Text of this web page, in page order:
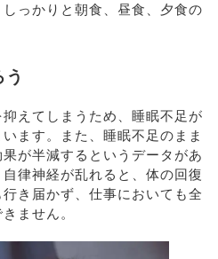
っかりと朝食、昼食、夕食の
えてしまうため、睡眠不足が
ます。また、睡眠不足のまま
が半減するというデータがあ
律神経が乱れると、体の回復
き届かず、仕事においても全
ません。